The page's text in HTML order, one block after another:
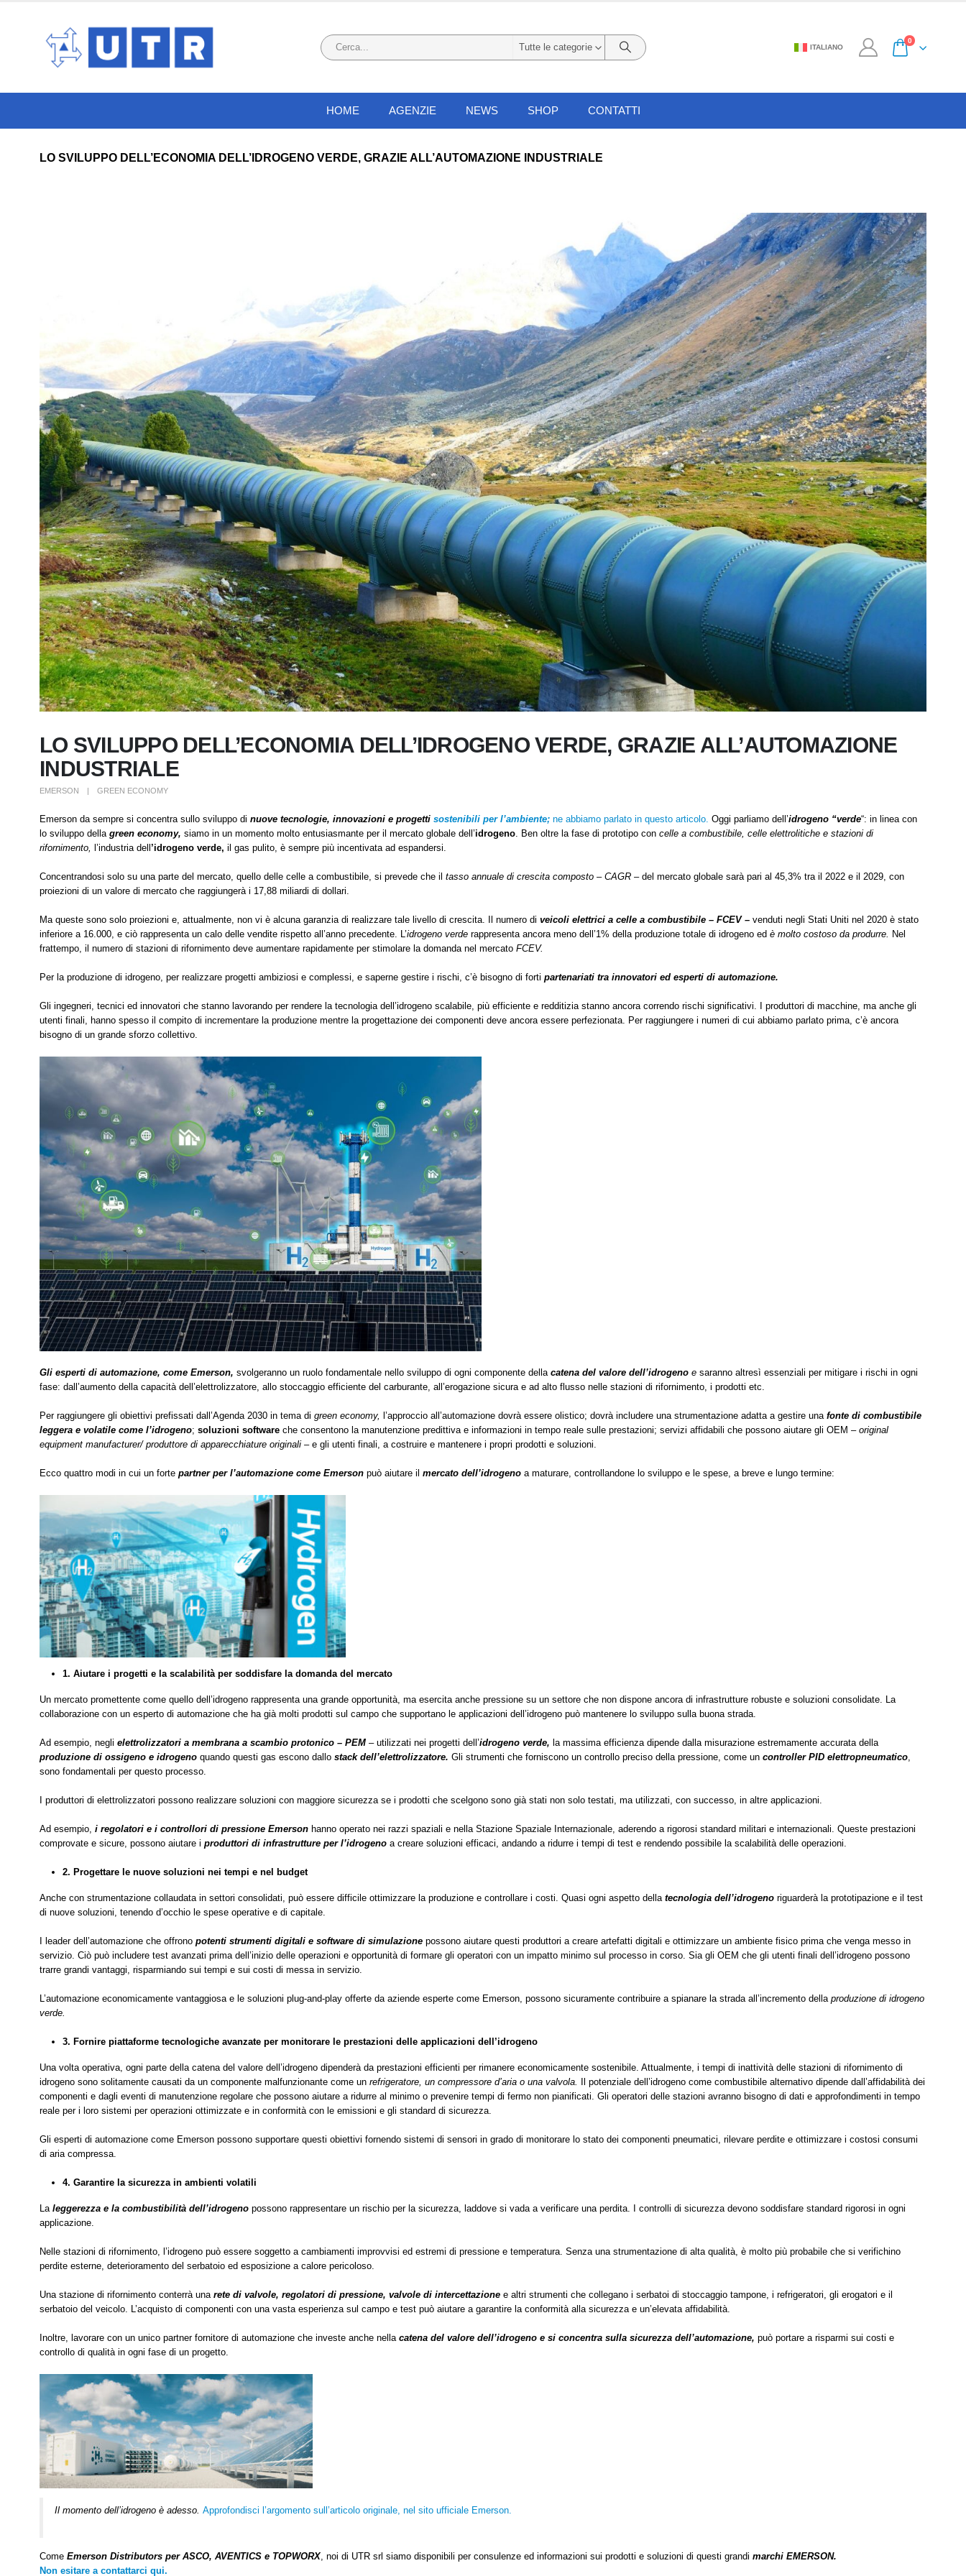
Tutte le categorie ITALIANO
0
HOME AGENZIE NEWS SHOP CONTATTI
LO SVILUPPO DELL’ECONOMIA DELL’IDROGENO VERDE, GRAZIE ALL’AUTOMAZIONE INDUSTRIALE
LO SVILUPPO DELL’ECONOMIA DELL’IDROGENO VERDE, GRAZIE ALL’AUTOMAZIONE
INDUSTRIALE
EMERSON GREEN ECONOMY
Emerson da sempre si concentra sullo sviluppo di nuove tecnologie, innovazioni e progetti sostenibili per l’ambiente; ne abbiamo parlato in questo articolo. Oggi parliamo dell’idrogeno “verde“: in linea con
lo sviluppo della green economy, siamo in un momento molto entusiasmante per il mercato globale dell’idrogeno . Ben oltre la fase di prototipo con celle a combustibile, celle elettrolitiche e stazioni di
rifornimento,
l’industria dell ’idrogeno verde, il gas pulito, è sempre più incentivata ad espandersi.
Concentrandosi solo su una parte del mercato, quello delle celle a combustibile, si prevede che il tasso annuale di crescita composto – CAGR –del mercato globale sarà pari al 45,3% tra il 2022 e il 2029, con
proiezioni di un valore di mercato che raggiungerà i 17,88 miliardi di dollari.
Ma queste sono solo proiezioni e, attualmente, non vi è alcuna garanzia di realizzare tale livello di crescita. Il numero di veicoli elettrici a celle a combustibile – FCEV – venduti negli Stati Uniti nel 2020 è stato
inferiore a 16.000, e ciò rappresenta un calo delle vendite rispetto all’anno precedente. L’idrogeno verde rappresenta ancora meno dell’1% della produzione totale di idrogeno ed è molto costoso da produrre.
Nel
frattempo, il numero di stazioni di rifornimento deve aumentare rapidamente per stimolare la domanda nel mercato FCEV.
Per la produzione di idrogeno, per realizzare progetti ambiziosi e complessi, e saperne gestire i rischi, c’è bisogno di forti partenariati tra innovatori ed esperti di automazione.
Gli ingegneri, tecnici ed innovatori che stanno lavorando per rendere la tecnologia dell’idrogeno scalabile, più efficiente e redditizia stanno ancora correndo rischi significativi. I produttori di macchine, ma anche gli
utenti finali, hanno spesso il compito di incrementare la produzione mentre la progettazione dei componenti deve ancora essere perfezionata. Per raggiungere i numeri di cui abbiamo parlato prima, c’è ancora
bisogno di un grande sforzo collettivo.
Gli esperti di automazione, come Emerson, svolgeranno un ruolo fondamentale nello sviluppo di ogni componente della catena del valore dell’idrogeno e saranno altresì essenziali per mitigare i rischi in ogni
fase: dall’aumento della capacità dell’elettrolizzatore, allo stoccaggio efficiente del carburante, all’erogazione sicura e ad alto flusso nelle stazioni di rifornimento, i prodotti etc.
Per raggiungere gli obiettivi prefissati dall’Agenda 2030 in tema di green economy, l’approccio all’automazione dovrà essere olistico; dovrà includere una strumentazione adatta a gestire una fonte di combustibile
leggera e volatile come l’idrogeno; soluzioni software che consentono la manutenzione predittiva e informazioni in tempo reale sulle prestazioni; servizi affidabili che possono aiutare gli OEM – original
equipment manufacturer/ produttore di apparecchiature originali –e gli utenti finali, a costruire e mantenere i propri prodotti e soluzioni.
Ecco quattro modi in cui un forte partner per l’automazione come Emerson può aiutare il mercato dell’idrogeno a maturare, controllandone lo sviluppo e le spese, a breve e lungo termine:
1. Aiutare i progetti e la scalabilità per soddisfare la domanda del mercato
Un mercato promettente come quello dell’idrogeno rappresenta una grande opportunità, ma esercita anche pressione su un settore che non dispone ancora di infrastrutture robuste e soluzioni consolidate. La
collaborazione con un esperto di automazione che ha già molti prodotti sul campo che supportano le applicazioni dell’idrogeno può mantenere lo sviluppo sulla buona strada.
Ad esempio, negli elettrolizzatori a membrana a scambio protonico – PEM – utilizzati nei progetti dell’idrogeno verde, la massima efficienza dipende dalla misurazione estremamente accurata della
produzione di ossigeno e idrogeno quando questi gas escono dallo stack dell’elettrolizzatore. Gli strumenti che forniscono un controllo preciso della pressione, come un controller PID elettropneumatico,
sono fondamentali per questo processo.
I produttori di elettrolizzatori possono realizzare soluzioni con maggiore sicurezza se i prodotti che scelgono sono già stati non solo testati, ma utilizzati, con successo, in altre applicazioni.
Ad esempio, i regolatori e i controllori di pressione Emerson hanno operato nei razzi spaziali e nella Stazione Spaziale Internazionale, aderendo a rigorosi standard militari e internazionali. Queste prestazioni
comprovate e sicure, possono aiutare i produttori di infrastrutture per l’idrogeno a creare soluzioni efficaci, andando a ridurre i tempi di test e rendendo possibile la scalabilità delle operazioni.
2. Progettare le nuove soluzioni nei tempi e nel budget
Anche con strumentazione collaudata in settori consolidati, può essere difficile ottimizzare la produzione e controllare i costi. Quasi ogni aspetto della tecnologia dell’idrogeno riguarderà la prototipazione e il test
di nuove soluzioni, tenendo d’occhio le spese operative e di capitale.
I leader dell’automazione che offrono potenti strumenti digitali e software di simulazione possono aiutare questi produttori a creare artefatti digitali e ottimizzare un ambiente fisico prima che venga messo in
servizio. Ciò può includere test avanzati prima dell’inizio delle operazioni e opportunità di formare gli operatori con un impatto minimo sul processo in corso. Sia gli OEM che gli utenti finali dell’idrogeno possono
trarre grandi vantaggi, risparmiando sui tempi e sui costi di messa in servizio.
L’automazione economicamente vantaggiosa e le soluzioni plug-and-play offerte da aziende esperte come Emerson, possono sicuramente contribuire a spianare la strada all’incremento della produzione di idrogeno
verde.
3. Fornire piattaforme tecnologiche avanzate per monitorare le prestazioni delle applicazioni dell’idrogeno
Una volta operativa, ogni parte della catena del valore dell’idrogeno dipenderà da prestazioni efficienti per rimanere economicamente sostenibile. Attualmente, i tempi di inattività delle stazioni di rifornimento di
idrogeno sono solitamente causati da un componente malfunzionante come un refrigeratore, un compressore d’aria o una valvola.
Il potenziale dell’idrogeno come combustibile alternativo dipende dall’affidabilità dei
componenti e dagli eventi di manutenzione regolare che possono aiutare a ridurre al minimo o prevenire tempi di fermo non pianificati. Gli operatori delle stazioni avranno bisogno di dati e approfondimenti in tempo
reale per i loro sistemi per operazioni ottimizzate e in conformità con le emissioni e gli standard di sicurezza.
Gli esperti di automazione come Emerson possono supportare questi obiettivi fornendo sistemi di sensori in grado di monitorare lo stato dei componenti pneumatici, rilevare perdite e ottimizzare i costosi consumi
di aria compressa.
4. Garantire la sicurezza in ambienti volatili
La leggerezza e la combustibilità dell’idrogeno possono rappresentare un rischio per la sicurezza, laddove si vada a verificare una perdita. I controlli di sicurezza devono soddisfare standard rigorosi in ogni
applicazione.
Nelle stazioni di rifornimento, l’idrogeno può essere soggetto a cambiamenti improvvisi ed estremi di pressione e temperatura. Senza una strumentazione di alta qualità, è molto più probabile che si verifichino
perdite esterne, deterioramento del serbatoio ed esposizione a calore pericoloso.
Una stazione di rifornimento conterrà una rete di valvole, regolatori di pressione, valvole di intercettazione e altri strumenti che collegano i serbatoi di stoccaggio tampone, i refrigeratori, gli erogatori e il
serbatoio del veicolo. L’acquisto di componenti con una vasta esperienza sul campo e test può aiutare a garantire la conformità alla sicurezza e un’elevata affidabilità.
Inoltre, lavorare con un unico partner fornitore di automazione che investe anche nellacatena del valore dell’idrogeno e si concentra sulla sicurezza dell’automazione, può portare a risparmi sui costi e
controllo di qualità in ogni fase di un progetto.
Il momento dell’idrogeno è adesso. Approfondisci l’argomento sull’articolo originale, nel sito ufficiale Emerson.
Come Emerson Distributors per ASCO, AVENTICS e TOPWORX, noi di UTR srl siamo disponibili per consulenze ed informazioni sui prodotti e soluzioni di questi grandi marchi EMERSON.
Non esitare a contattarci qui.